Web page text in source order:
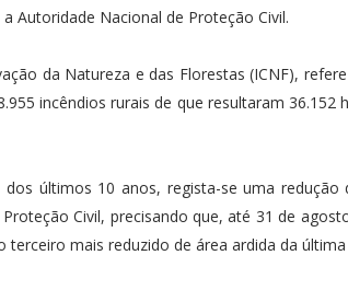
Autoridade Nacional de Proteção Civil.
da Natureza e das Florestas (ICNF),
incêndios rurais de que resultaram 36.152
últimos 10 anos, regista-se uma redução
Civil, precisando que, até 31 de
mais reduzido de área ardida da última